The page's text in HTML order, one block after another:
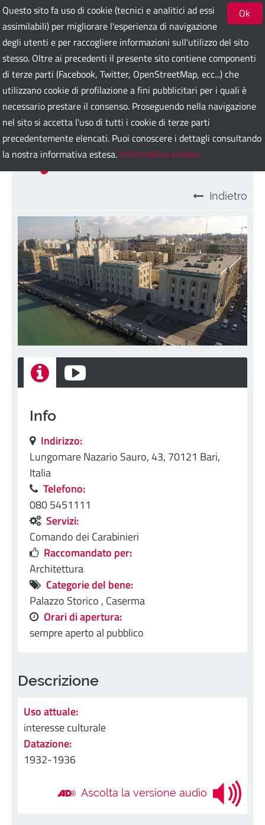
Ok
Questo sito fa uso di cookie (tecnici e analitici ad essi
assimilabili) per migliorare l'esperienza di navigazione
degli utenti e per raccogliere informazioni sull'utilizzo del sito
stesso. Oltre ai precedenti il presente sito contiene componenti
di terze parti (Facebook, Twitter, OpenStreetMap, ecc...) che
utilizzano cookie di profilazione a fini pubblicitari per i quali è
necessario prestare il consenso. Proseguendo nella navigazione
nel sito si accetta l'uso di tutti i cookie di terze parti
precedentemente elencati. Puoi conoscere i dettagli consultando
la nostra informativa estesa. Informativa estesa
Bari Guest Card
ITA ENG DEU SPA FRA RUS
Caserma "C. Bergia"
Indietro
Info
Indirizzo:
Lungomare Nazario Sauro, 43, 70121 Bari,
Italia
Telefono:
080 5451111
Servizi:
Comando dei Carabinieri
Raccomandato per:
Architettura
Categorie del bene:
Palazzo Storico , Caserma
Orari di apertura:
sempre aperto al pubblico
Descrizione
Uso attuale:
interesse culturale
Datazione:
1932-1936
Ascolta la versione audio